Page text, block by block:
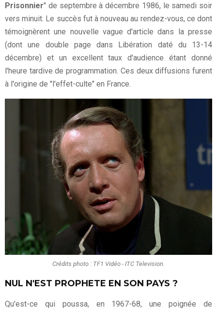
Prisonnier" de septembre à décembre 1986, le samedi soir
vers minuit. Le succès fut à nouveau au rendez-vous, ce dont
témoignèrent une nouvelle vague d'article dans la presse
(dont une double page dans Libération daté du 13-14
décembre) et un excellent taux d'audience étant donné
l'heure tardive de programmation. Ces deux diffusions furent
à l'origine de "l'effet-culte" en France.
Crédits photo : TF1 Vidéo - ITC Television.
NUL N'EST PROPHETE EN SON PAYS ?
Qu'est-ce qui poussa, en 1967-68, une poignée de